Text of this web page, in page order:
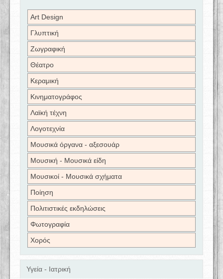
Art Design
Γλυπτική
Ζωγραφική
Θέατρο
Κεραμική
Κινηματογράφος
Λαϊκή τέχνη
Λογοτεχνία
Μουσικά όργανα - αξεσουάρ
Μουσική - Μουσικά είδη
Μουσικοί - Μουσικά σχήματα
Ποίηση
Πολιτιστικές εκδηλώσεις
Φωτογραφία
Χορός
Υγεία - Ιατρική